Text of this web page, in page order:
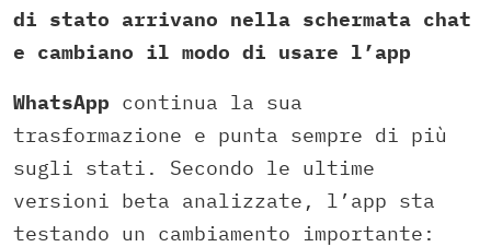
di stato arrivano nella schermata chat
e cambiano il modo di usare l’app
WhatsApp continua la sua
trasformazione e punta sempre di più
sugli stati. Secondo le ultime
versioni beta analizzate, l’app sta
testando un cambiamento importante: